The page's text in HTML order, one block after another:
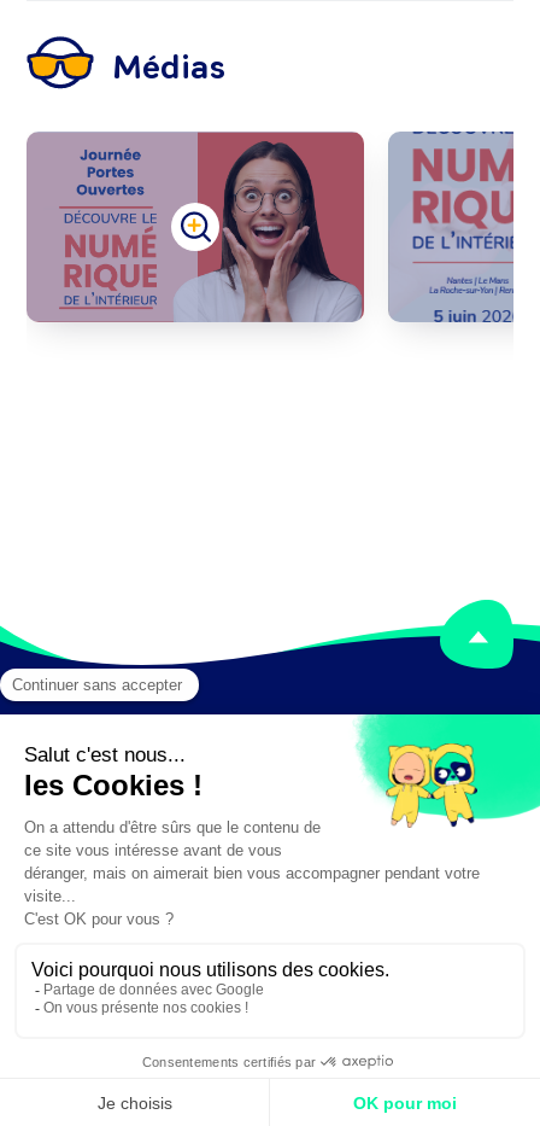
Médias
Mentions légales